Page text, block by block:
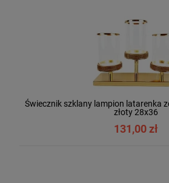
Świecznik szklany lampion latarenka
złoty 28x36
131,00 zł